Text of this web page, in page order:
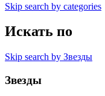
Skip search by categories
Искать по
Skip search by Звезды
Звезды